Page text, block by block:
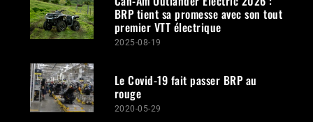
BRP tient sa promesse avec son tout
premier VTT électrique
2025-08-19
Le Covid-19 fait passer BRP au
rouge
2020-05-29